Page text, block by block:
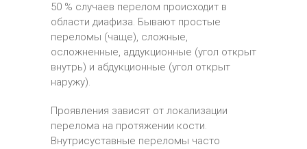
50 % случаев перелом происходит в
области диафиза. Бывают простые
переломы (чаще), сложные,
осложненные, аддукционные (угол открыт
внутрь) и абдукционные (угол открыт
наружу).
Проявления зависят от локализации
перелома на протяжении кости.
Внутрисуставные переломы часто